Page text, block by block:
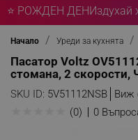
⭐ РОЖДЕН ДЕНИздухай
Начало Уреди за кухнята
Пасатор Voltz
стомана, 2 скорости,
SKU ID: 5V51112NSB Виж
(0) 0